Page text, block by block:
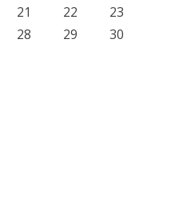
21 22
23
28 29
30